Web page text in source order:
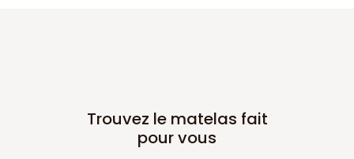
Trouvez le matelas fait
pour vous